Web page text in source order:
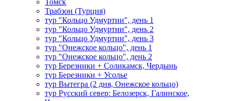
Томск
Трабзон (Турция)
тур "Кольцо Удмуртии", день 1
тур "Кольцо Удмуртии", день 2
тур "Кольцо Удмуртии", день 3
тур "Онежское кольцо", день 1
тур "Онежское кольцо", день 2
тур Березники + Соликамск, Чердынь
тур Березники + Усолье
тур Вытегра (2 дня, Онежское кольцо)
тур Русский север: Белозерск, Галинское,